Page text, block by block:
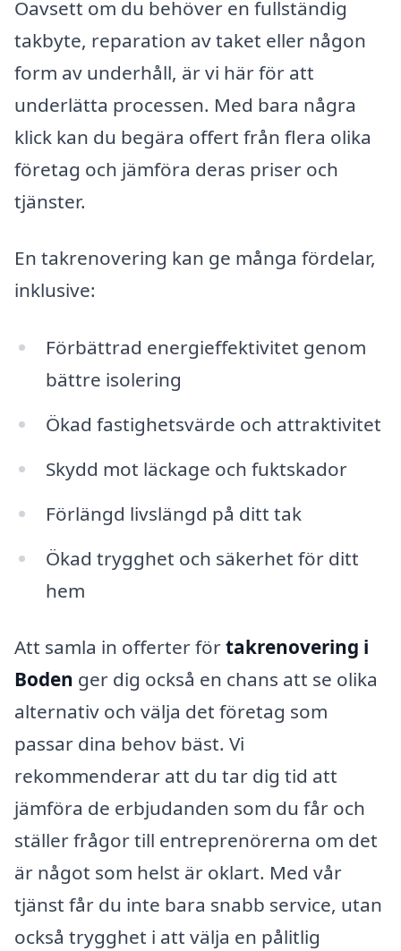
Oavsett om du behöver en fullständig
takbyte, reparation av taket eller någon
form av underhåll, är vi här för att
underlätta processen. Med bara några
klick kan du begära offert från flera olika
företag och jämföra deras priser och
tjänster.
En takrenovering kan ge många fördelar,
inklusive:
Förbättrad energieffektivitet genom
bättre isolering
Ökad fastighetsvärde och attraktivitet
Skydd mot läckage och fuktskador
Förlängd livslängd på ditt tak
Ökad trygghet och säkerhet för ditt
hem
Att samla in offerter förtakrenovering i
Boden ger dig också en chans att se olika
alternativ och välja det företag som
passar dina behov bäst. Vi
rekommenderar att du tar dig tid att
jämföra de erbjudanden som du får och
ställer frågor till entreprenörerna om det
är något som helst är oklart. Med vår
tjänst får du inte bara snabb service, utan
också trygghet i att välja en pålitlig